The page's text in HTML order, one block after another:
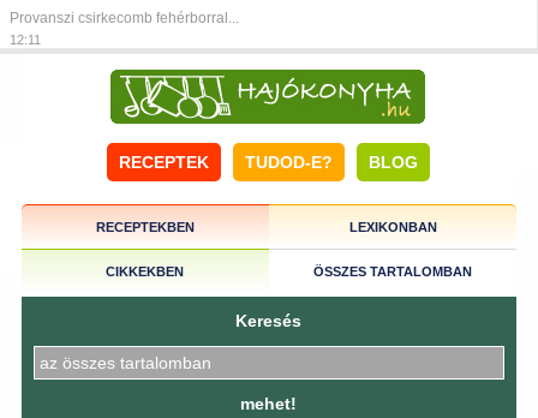
Provanszi csirkecomb fehérborral...
12:11
RECEPTEK TUDOD-E? BLOG
RECEPTEKBEN LEXIKONBAN
CIKKEKBEN ÖSSZES TARTALOMBAN
Keresés
mehet!